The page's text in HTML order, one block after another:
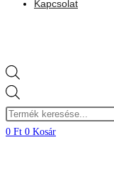
Kapcsolat
search
0 Ft 0 Kosár